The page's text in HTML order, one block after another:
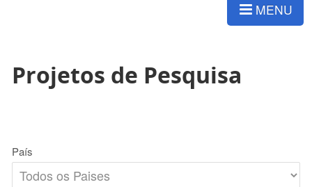
MENU
Projetos de Pesquisa
País